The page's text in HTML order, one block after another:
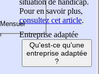
Pour en savoir plus,
consultez cet article.
Entreprise adaptée
Qu'est-ce qu'une
entreprise adaptée
?